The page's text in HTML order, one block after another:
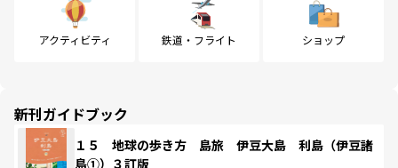
アクティビティ 鉄道・フライト ショップ
新刊ガイドブック
１５ 地球の歩き方 島旅 伊豆大島 利島（伊豆諸
島①）３訂版